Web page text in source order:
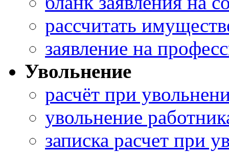
рассчитать
заявление на
Увольнение
расчёт при
увольнение
записка расчет при